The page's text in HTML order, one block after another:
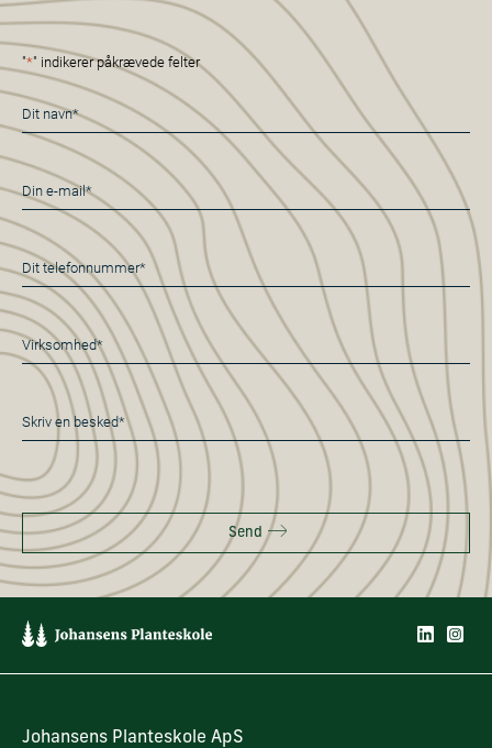
"*" indikerer påkrævede felter
Navn
*
E-
mail
*
Telefon
*
Virksomhed*
*
Besked
*
Send
Johansens Planteskole ApS